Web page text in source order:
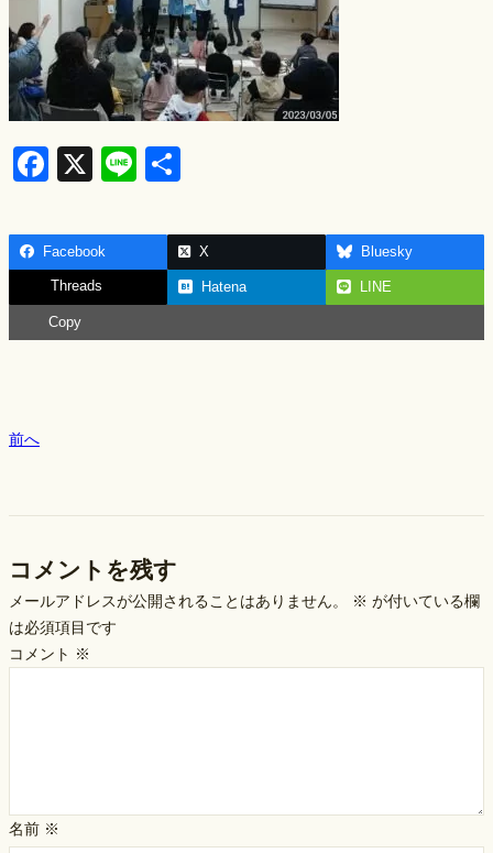
F
c
e
b
o
X
Li
e
ar
e
Facebook X Bluesky
Threads Hatena LINE
Copy
前へ
コメントを残す
メールアドレスが公開されることはありません。 ※ が付いている欄
は必須項目です
コメント ※
名前 ※